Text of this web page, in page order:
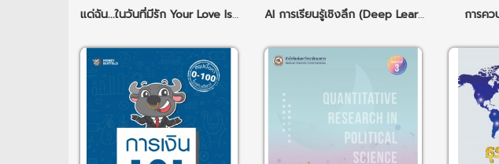
แด่ฉัน...ในวันที่มีรัก Your Love Is What You Are AI การเรียนรู้เชิงลึก (Deep Learning) โดยใช้ Python เพื่อวิเคราะห์ธุรกิจ การค